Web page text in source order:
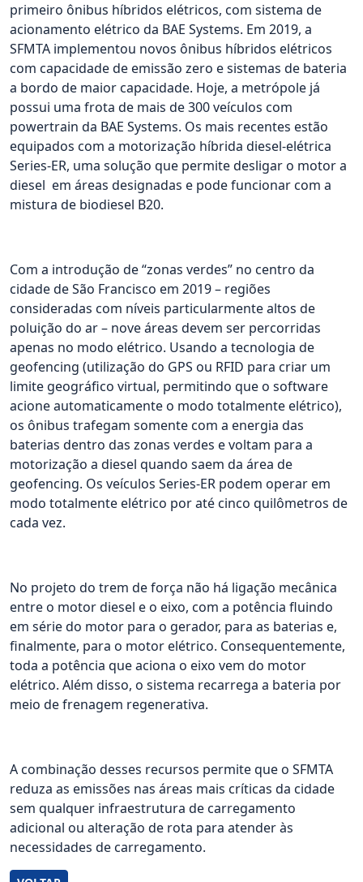
primeiro ônibus híbridos elétricos, com sistema de
acionamento elétrico da BAE Systems. Em 2019, a
SFMTA implementou novos ônibus híbridos elétricos
com capacidade de emissão zero e sistemas de bateria
a bordo de maior capacidade. Hoje, a metrópole já
possui uma frota de mais de 300 veículos com
powertrain da BAE Systems. Os mais recentes estão
equipados com a motorização híbrida diesel-elétrica
Series-ER, uma solução que permite desligar o motor a
diesel em áreas designadas e pode funcionar com a
mistura de biodiesel B20.
Com a introdução de “zonas verdes” no centro da
cidade de São Francisco em 2019 – regiões
consideradas com níveis particularmente altos de
poluição do ar – nove áreas devem ser percorridas
apenas no modo elétrico. Usando a tecnologia de
geofencing (utilização do GPS ou RFID para criar um
limite geográfico virtual, permitindo que o software
acione automaticamente o modo totalmente elétrico),
os ônibus trafegam somente com a energia das
baterias dentro das zonas verdes e voltam para a
motorização a diesel quando saem da área de
geofencing. Os veículos Series-ER podem operar em
modo totalmente elétrico por até cinco quilômetros de
cada vez.
No projeto do trem de força não há ligação mecânica
entre o motor diesel e o eixo, com a potência fluindo
em série do motor para o gerador, para as baterias e,
finalmente, para o motor elétrico. Consequentemente,
toda a potência que aciona o eixo vem do motor
elétrico. Além disso, o sistema recarrega a bateria por
meio de frenagem regenerativa.
A combinação desses recursos permite que o SFMTA
reduza as emissões nas áreas mais críticas da cidade
sem qualquer infraestrutura de carregamento
adicional ou alteração de rota para atender às
necessidades de carregamento.